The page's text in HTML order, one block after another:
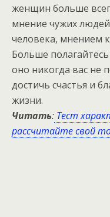
женщин больше
мнение чужих
человека, мнением
Больше
оно никогда вас не
достичь счастья и
жизни.
Читать: Тест
рассчитайте свой